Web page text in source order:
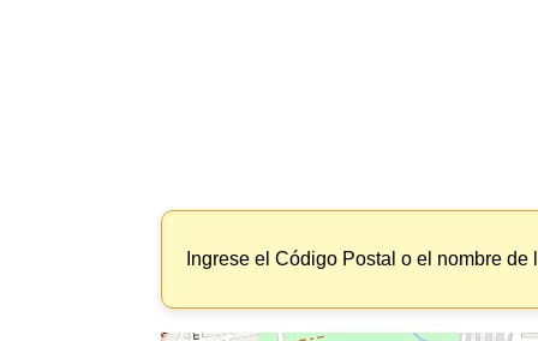
Ingrese el Código Postal o el nombre